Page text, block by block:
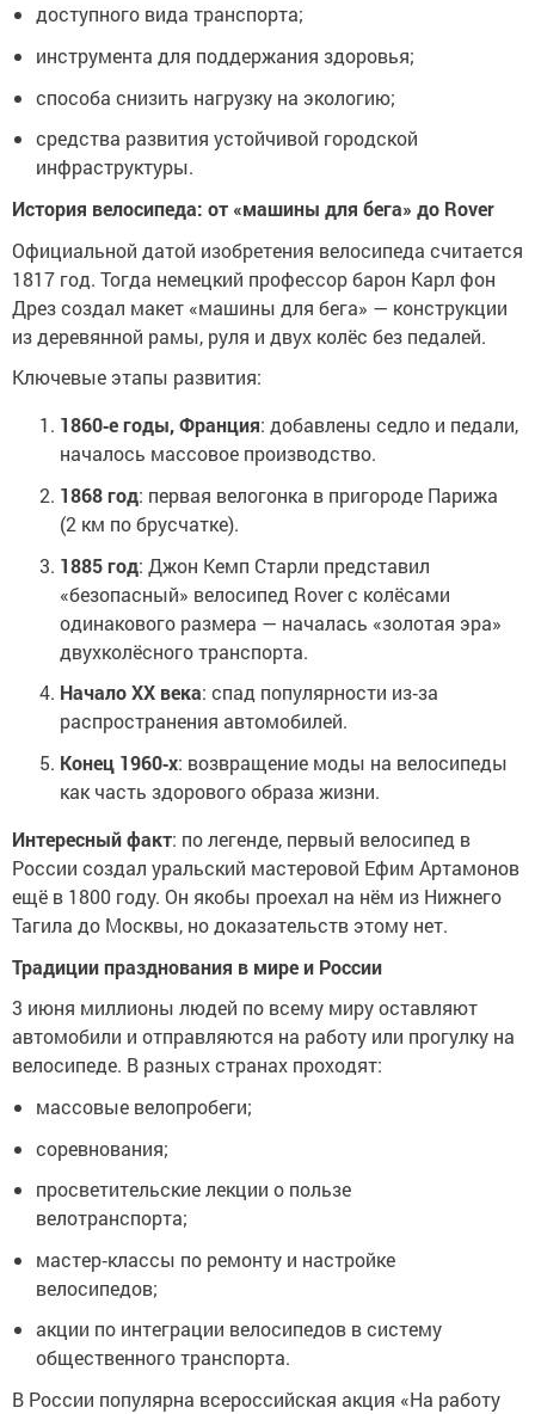
доступного вида транспорта;
инструмента для поддержания здоровья;
способа снизить нагрузку на экологию;
средства развития устойчивой городской
инфраструктуры.
История велосипеда: от «машины для бега» до Rover
Официальной датой изобретения велосипеда считается
1817 год. Тогда немецкий профессор барон Карл фон
Дрез создал макет «машины для бега» — конструкции
из деревянной рамы, руля и двух колёс без педалей.
Ключевые этапы развития:
1860‑е годы, Франция: добавлены седло и педали,
началось массовое производство.
1868 год: первая велогонка в пригороде Парижа
(2 км по брусчатке).
1885 год: Джон Кемп Старли представил
«безопасный» велосипед Rover с колёсами
одинакового размера — началась «золотая эра»
двухколёсного транспорта.
Начало XX века: спад популярности из‑за
распространения автомобилей.
Конец 1960‑х: возвращение моды на велосипеды
как часть здорового образа жизни.
Интересный факт: по легенде, первый велосипед в
России создал уральский мастеровой Ефим Артамонов
ещё в 1800 году. Он якобы проехал на нём из Нижнего
Тагила до Москвы, но доказательств этому нет.
Традиции празднования в мире и России
3 июня миллионы людей по всему миру оставляют
автомобили и отправляются на работу или прогулку на
велосипеде. В разных странах проходят:
массовые велопробеги;
соревнования;
просветительские лекции о пользе
велотранспорта;
мастер‑классы по ремонту и настройке
велосипедов;
акции по интеграции велосипедов в систему
общественного транспорта.
В России популярна всероссийская акция «На работу